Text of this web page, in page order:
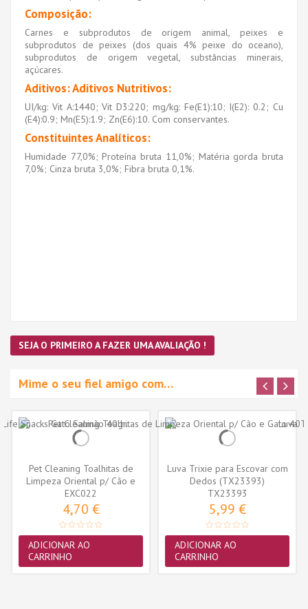
Composição:
Carnes e subprodutos de origem animal, peixes e
subprodutos de peixes (dos quais 4% peixe do oceano),
subprodutos de origem vegetal, substâncias minerais,
açúcares.
Aditivos: Aditivos Nutritivos:
UI/kg: Vit A:1440; Vit D3:220; mg/kg: Fe(E1):10; I(E2): 0.2; Cu
(E4):0.9; Mn(E5):1.9; Zn(E6):10. Com conservantes.
Constituintes Analíticos:
Humidade 77,0%; Proteína bruta 11,0%; Matéria gorda bruta
7,0%; Cinza bruta 3,0%; Fibra bruta 0,1%.
SEJA O PRIMEIRO A FAZER UMA AVALIAÇÃO !
Mime o seu fiel amigo com…
Pet Cleaning Toalhitas de
Limpeza Oriental p/ Cão e
Gato...
EXC022
4,70 €
ADICIONAR AO
CARRINHO
Luva Trixie para Escovar com
Dedos (TX23393)
TX23393
5,99 €
ADICIONAR AO
CARRINHO